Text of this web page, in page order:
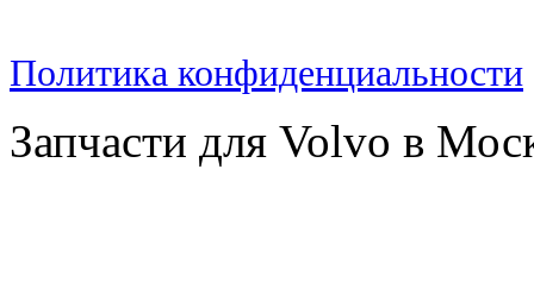
Политика конфиденциальности
Запчасти для Volvo в